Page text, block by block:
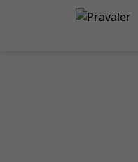
Pular para o conteúdo